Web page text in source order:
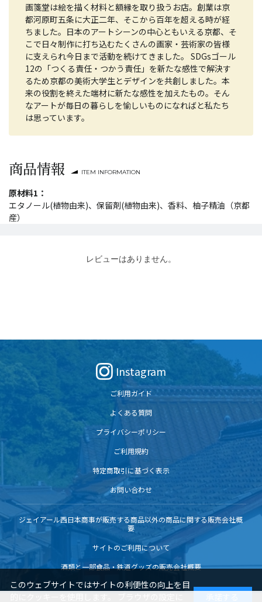
画箋堂は絵を描く材料と額縁を取り扱うお店。創業は京
都河原町五条に大正二年、そこから百年を超える時が経
ちました。日本のアートシーンの中心ともいえる京都、そ
こで日々制作に打ち込むたくさんの画家・芸術家の皆様
に支えられ今日まで活動を続けてきました。 SDGsゴール
12の「つくる責任・つかう責任」を新たな感性で解決す
るため京都の美術大学生とデザインを共創しました。本
来の役割を終えた端材に新たな感性を加えたもの。そん
なアートが毎日の暮らしを愉しいものになればと私たち
は思っています。
商品情報 ITEM INFORMATION
原材料1：
エタノール(植物由来)、保留剤(植物由来)、香料、柚子精油（京都
産）
レビューはありません。
Instagram
ご利用ガイド
よくある質問
プライバシーポリシー
ご利用規約
特定商取引に基づく表示
お問い合わせ
ジェイアール西日本商事が販売する商品以外の商品に関する販売会社概
要
サイトのご利用について
酒類と一部食品・鉄道グッズの販売会社概要
このウェブサイトではサイトの利便性の向上を目
的にクッキーを使用します。 ブラウザの設定に